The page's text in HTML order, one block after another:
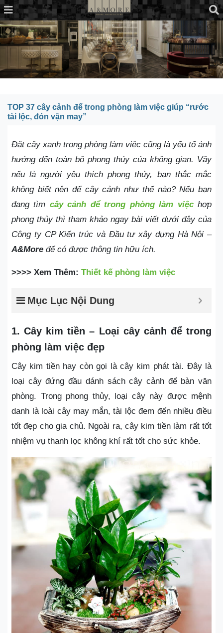
TOP 37 cây cảnh để trong phòng làm việc giúp “rước
tài lộc, đón vận may”
Đặt cây xanh trong phòng làm việc cũng là yếu tố ảnh
hưởng đến toàn bộ phong thủy của không gian. Vậy
nếu là người yêu thích phong thủy, bạn thắc mắc
không biết nên để cây cảnh như thế nào? Nếu bạn
đang tìm cây cảnh để trong phòng làm việchợp
phong thủy thì tham khảo ngay bài viết dưới đây của
Công ty CP Kiến trúc và Đầu tư xây dựng Hà Nội –
A&More để có được thông tin hữu ích.
>>>> Xem Thêm: Thiết kế phòng làm việc
Mục Lục Nội Dung
1. Cây kim tiền – Loại cây cảnh để trong
phòng làm việc đẹp
Cây kim tiền hay còn gọi là cây kim phát tài. Đây là
loại cây đứng đầu dánh sách cây cảnh để bàn văn
phòng. Trong phong thủy, loại cây này được mệnh
danh là loài cây may mắn, tài lộc đem đến nhiều điều
tốt đẹp cho gia chủ. Ngoài ra, cây kim tiền làm rất tốt
nhiệm vụ thanh lọc không khí rất tốt cho sức khỏe.